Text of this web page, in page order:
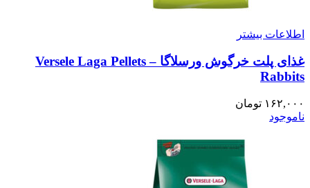
اطلاعات بیشتر
غذای پلت خرگوش ورسلاگا – Versele Laga Pellets
Rabbits
۱۶۲,۰۰۰ تومان
ناموجود